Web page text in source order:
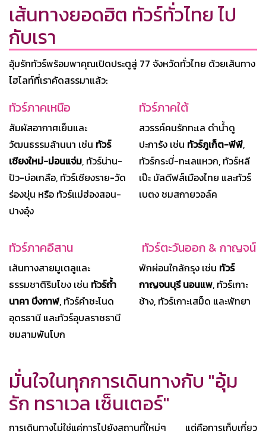
เส้นทางยอดฮิต ทัวร์ทั่วไทย ไป
กับเรา
อุ้มรักทัวร์พร้อมพาคุณเปิดประตูสู่ 77 จังหวัดทั่วไทย ด้วยเส้นทาง
ไฮไลท์ที่เราคัดสรรมาแล้ว:
ทัวร์ภาคเหนือ
สัมผัสอากาศเย็นและ
วัฒนธรรมล้านนา เช่น ทัวร์
เชียงใหม่-ม่อนแจ่ม, ทัวร์น่าน-
ปัว-บ่อเกลือ, ทัวร์เชียงราย-วัด
ร่องขุ่น หรือ ทัวร์แม่ฮ่องสอน-
ปางอุ๋ง
ทัวร์ภาคใต้
สวรรค์คนรักทะเล ดำน้ำดู
ปะการัง เช่น ทัวร์ภูเก็ต-พีพี,
ทัวร์กระบี่-ทะเลแหวก, ทัวร์หลี
เป๊ะ มัลดีฟส์เมืองไทย และทัวร์
เบตง ชมสกายวอล์ค
ทัวร์ภาคอีสาน
เส้นทางสายมูเตลูและ
ธรรมชาติริมโขง เช่น ทัวร์ถ้ำ
นาคา บึงกาฬ, ทัวร์คำชะโนด
อุดรธานี และทัวร์อุบลราชธานี
ชมสามพันโบก
️ ทัวร์ตะวันออก & กาญจน์
พักผ่อนใกล้กรุง เช่น ทัวร์
กาญจนบุรี นอนแพ, ทัวร์เกาะ
ช้าง, ทัวร์เกาะเสม็ด และพัทยา
มั่นใจในทุกการเดินทางกับ "อุ้ม
รัก ทราเวล เซ็นเตอร์"
การเดินทางไม่ใช่แค่การไปยังสถานที่ใหม่ๆ แต่คือการเก็บเกี่ยว